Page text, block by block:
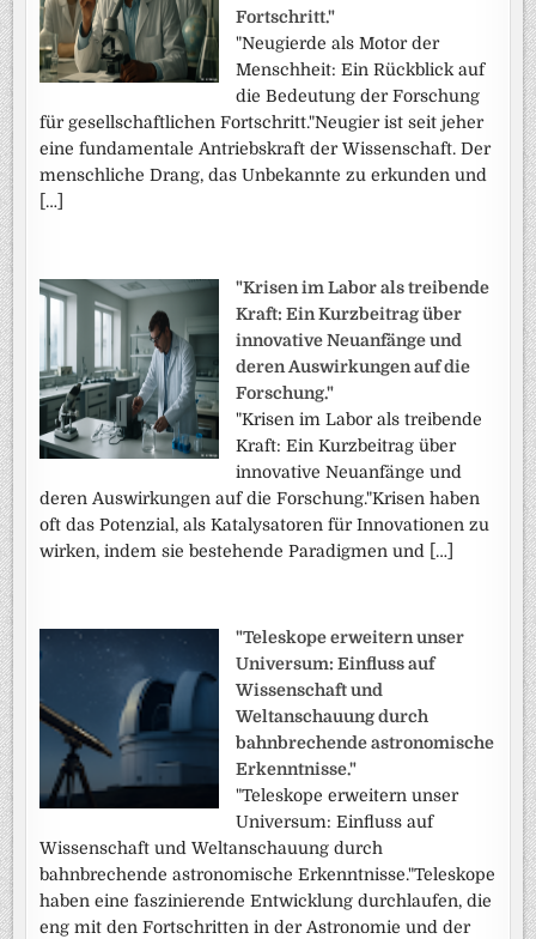
Fortschritt."
"Neugierde als Motor der
Menschheit: Ein Rückblick auf
die Bedeutung der Forschung
für gesellschaftlichen Fortschritt."Neugier ist seit jeher
eine fundamentale Antriebskraft der Wissenschaft. Der
menschliche Drang, das Unbekannte zu erkunden und
[…]
"Krisen im Labor als treibende
Kraft: Ein Kurzbeitrag über
innovative Neuanfänge und
deren Auswirkungen auf die
Forschung."
"Krisen im Labor als treibende
Kraft: Ein Kurzbeitrag über
innovative Neuanfänge und
deren Auswirkungen auf die Forschung."Krisen haben
oft das Potenzial, als Katalysatoren für Innovationen zu
wirken, indem sie bestehende Paradigmen und […]
"Teleskope erweitern unser
Universum: Einfluss auf
Wissenschaft und
Weltanschauung durch
bahnbrechende astronomische
Erkenntnisse."
"Teleskope erweitern unser
Universum: Einfluss auf
Wissenschaft und Weltanschauung durch
bahnbrechende astronomische Erkenntnisse."Teleskope
haben eine faszinierende Entwicklung durchlaufen, die
eng mit den Fortschritten in der Astronomie und der